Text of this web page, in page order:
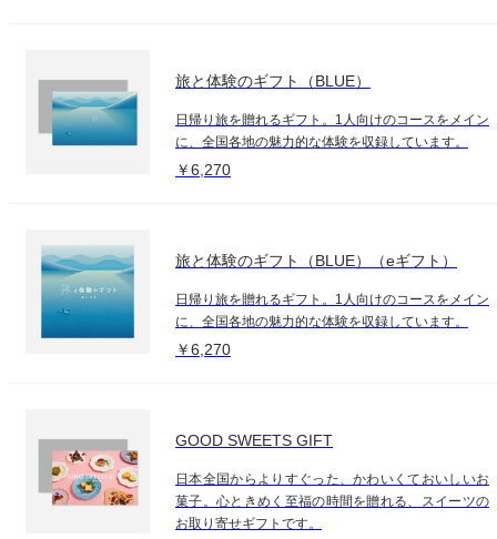
旅と体験のギフト（BLUE）
日帰り旅を贈れるギフト。1人向けのコースをメイン
に、全国各地の魅力的な体験を収録しています。
￥6,270
旅と体験のギフト（BLUE）（eギフト）
日帰り旅を贈れるギフト。1人向けのコースをメイン
に、全国各地の魅力的な体験を収録しています。
￥6,270
GOOD SWEETS GIFT
日本全国からよりすぐった、かわいくておいしいお
菓子。心ときめく至福の時間を贈れる、スイーツの
お取り寄せギフトです。